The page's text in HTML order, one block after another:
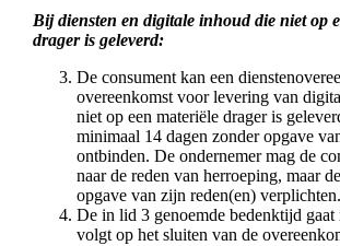
Bij diensten en digitale inhoud die niet op
drager is geleverd:
De consument kan een
overeenkomst voor levering van
niet op een materiële drager is
minimaal 14 dagen zonder opgave
ontbinden. De ondernemer mag de
naar de reden van herroeping, maar
opgave van zijn reden(en) verplichten.
De in lid 3 genoemde bedenktijd gaat
volgt op het sluiten van de